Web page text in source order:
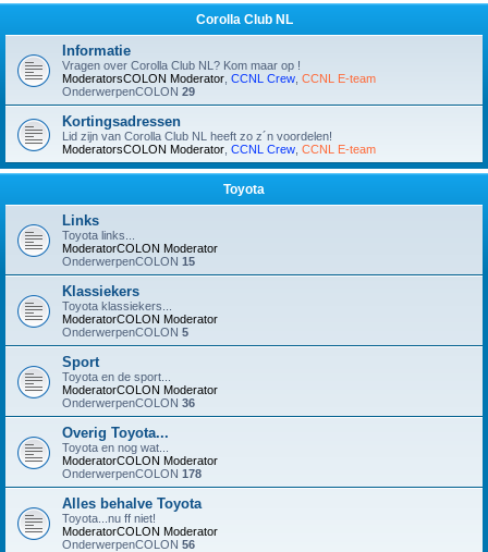
Corolla Club NL
Informatie
Vragen over Corolla Club NL? Kom maar op !
ModeratorsCOLON Moderator CCNL Crew CCNL E-team
OnderwerpenCOLON 29
Kortingsadressen
Lid zijn van Corolla Club NL heeft zo z´n voordelen!
ModeratorsCOLON Moderator CCNL Crew CCNL E-team
Toyota
Links
Toyota links...
ModeratorCOLON Moderator
OnderwerpenCOLON 15
Klassiekers
Toyota klassiekers...
ModeratorCOLON Moderator
OnderwerpenCOLON 5
Sport
Toyota en de sport...
ModeratorCOLON Moderator
OnderwerpenCOLON 36
Overig Toyota...
Toyota en nog wat...
ModeratorCOLON Moderator
OnderwerpenCOLON 178
Alles behalve Toyota
Toyota...nu ff niet!
ModeratorCOLON Moderator
OnderwerpenCOLON 56